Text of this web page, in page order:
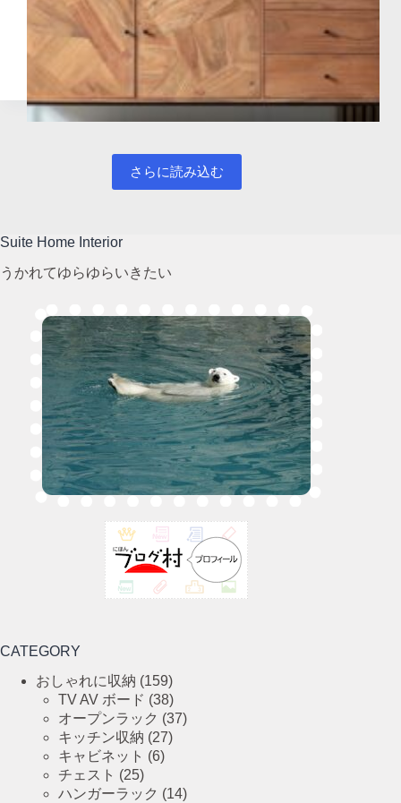
さらに読み込む
Suite Home Interior
うかれてゆらゆらいきたい
CATEGORY
おしゃれに収納 (159)
TV AV ボード (38)
オープンラック (37)
キッチン収納 (27)
キャビネット (6)
チェスト (25)
ハンガーラック (14)